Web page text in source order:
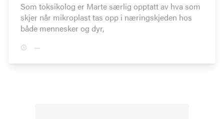
Som toksikolog er Marte særlig opptatt av hva som
skjer når mikroplast tas opp i næringskjeden hos
både mennesker og dyr,
—